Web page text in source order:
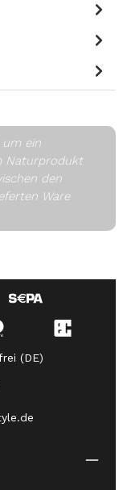
um ein
Naturprodukt
den
Ware
(DE)